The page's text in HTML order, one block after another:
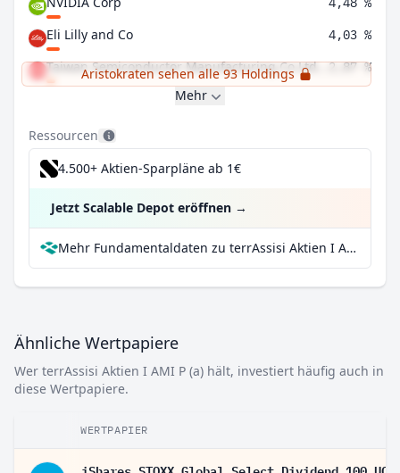
Eli Lilly and Co 4,03 %
Taiwan Semiconductor Manufacturing Co Ltd ADR2,87 %
Aristokraten sehen alle 93 Holdings
Mehr
Ressourcen
4.500+ Aktien-Sparpläne ab 1€
Jetzt Scalable Depot eröffnen →
Mehr Fundamentaldaten zu terrAssisi Aktien I AMI P (a) bei Parqet
Ähnliche Wertpapiere
Wer terrAssisi Aktien I AMI P (a) hält, investiert häufig auch in
diese Wertpapiere.
WERTPAPIER